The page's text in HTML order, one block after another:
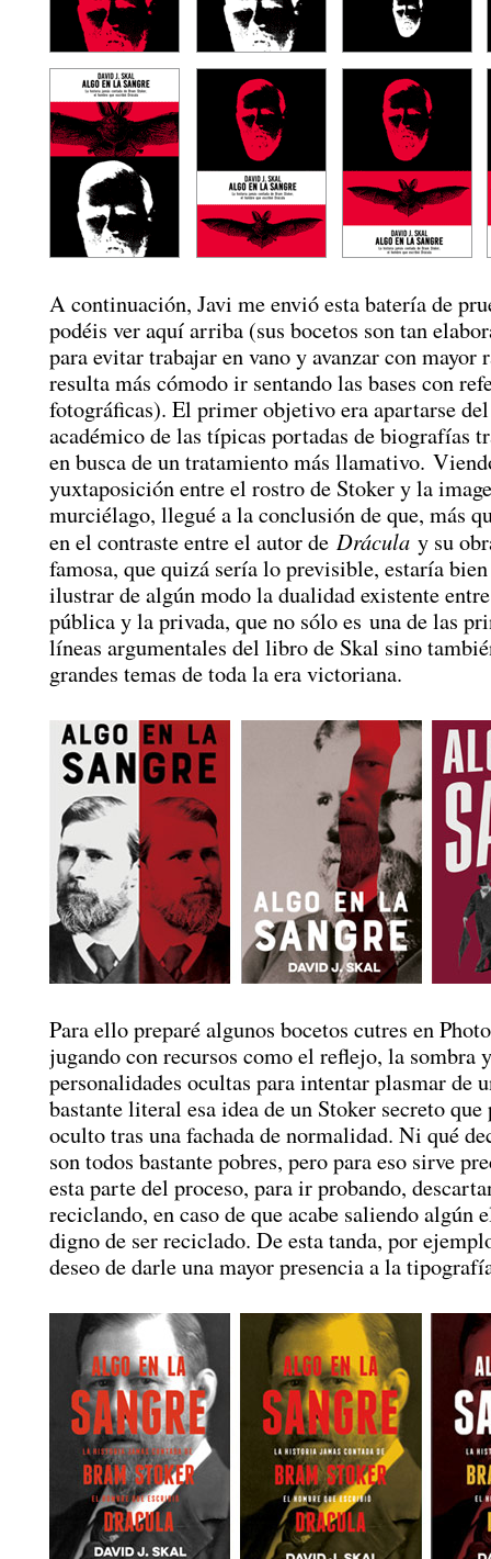
A continuación, Javi me envió esta batería de
podéis ver aquí arriba (sus bocetos son tan
para evitar trabajar en vano y avanzar con mayor
resulta más cómodo ir sentando las bases con
fotográficas). El primer objetivo era apartarse
académico de las típicas portadas de biografías
en busca de un tratamiento más llamativo.
yuxtaposición entre el rostro de Stoker y la
murciélago, llegué a la conclusión de que, más
en el contraste entre el autor de Drácula y su
famosa, que quizá sería lo previsible, estaría
ilustrar de algún modo la dualidad existente
pública y la privada, que no sólo es una de las
líneas argumentales del libro de Skal sino
grandes temas de toda la era victoriana.
Para ello preparé algunos bocetos cutres en
jugando con recursos como el reflejo, la sombra
personalidades ocultas para intentar plasmar de
bastante literal esa idea de un Stoker secreto que
oculto tras una fachada de normalidad. Ni qué
son todos bastante pobres, pero para eso sirve
esta parte del proceso, para ir probando,
reciclando, en caso de que acabe saliendo algún
digno de ser reciclado. De esta tanda, por
deseo de darle una mayor presencia a la